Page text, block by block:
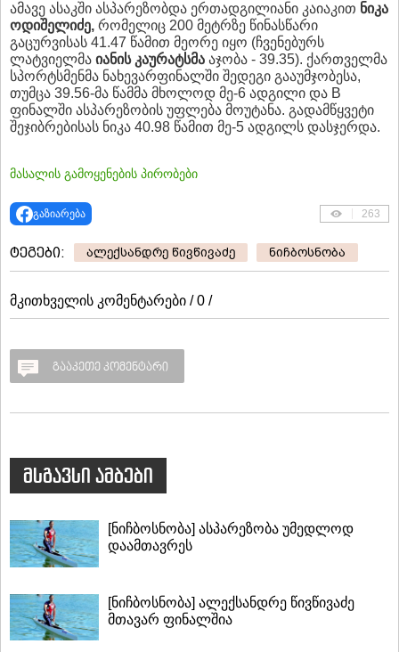
ამავე ასაკში ასპარეზობდა ერთადგილიანი კაიაკით ნიკა
ოდიშელიძე, რომელიც 200 მეტრზე წინასწარი
გაცურვისას 41.47 წამით მეორე იყო (ჩვენებურს
ლატვიელმა იანის კაურატსმა აჯობა - 39.35). ქართველმა
სპორტსმენმა ნახევარფინალში შედეგი გააუმჯობესა,
თუმცა 39.56-მა წამმა მხოლოდ მე-6 ადგილი და B
ფინალში ასპარეზობის უფლება მოუტანა. გადამწყვეტი
შეჯიბრებისას ნიკა 40.98 წამით მე-5 ადგილს დასჯერდა.
მასალის გამოყენების პირობები
გაზიარება 263
ტეგები: ალექსანდრე წივწივაძე ნიჩბოსნობა
მკითხველის კომენტარები / 0 /
გააკეთე კომენტარი
მსგავსი ამბები
[ნიჩბოსნობა] ასპარეზობა უმედლოდ
დაამთავრეს
[ნიჩბოსნობა] ალექსანდრე წივწივაძე
მთავარ ფინალშია